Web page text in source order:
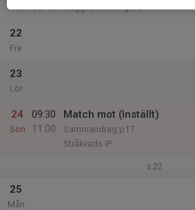
Tor
18:45
Häggvallen Mogata
22
Fre
23
Lör
24
Sön
09:30
11:00
Match mot (Inställt)
Sammandrag p17
Stråkvads IP
v.22
25
Mån